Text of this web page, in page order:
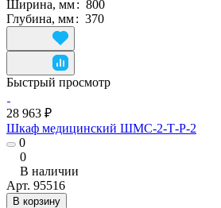
Ширина, мм: 800
Глубина, мм: 370
Быстрый просмотр
28 963 ₽
Шкаф медицинский ШМС-2-Т-Р-2
0
0
В наличии
Арт. 95516
В корзину